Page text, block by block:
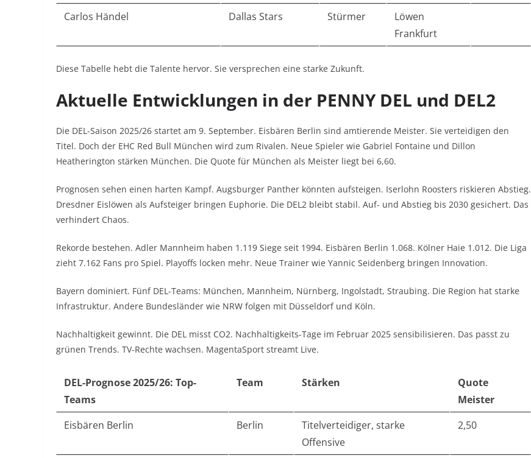
Carlos Händel
Dallas Stars Stürmer
Löwen
Frankfurt
Diese Tabelle hebt die Talente hervor. Sie versprechen eine starke Zukunft.
Aktuelle Entwicklungen in der PENNY DEL und DEL2
Die DEL-Saison 2025/26 startet am 9. September. Eisbären Berlin sind amtierende Meister. Sie verteidigen den
Titel. Doch der EHC Red Bull München wird zum Rivalen. Neue Spieler wie Gabriel Fontaine und Dillon
Heatherington stärken München. Die Quote für München als Meister liegt bei 6,60.
Prognosen sehen einen harten Kampf. Augsburger Panther könnten aufsteigen. Iserlohn Roosters riskieren Abstieg.
Dresdner Eislöwen als Aufsteiger bringen Euphorie. Die DEL2 bleibt stabil. Auf- und Abstieg bis 2030 gesichert. Das
verhindert Chaos.
Rekorde bestehen. Adler Mannheim haben 1.119 Siege seit 1994. Eisbären Berlin 1.068. Kölner Haie 1.012. Die Liga
zieht 7.162 Fans pro Spiel. Playoffs locken mehr. Neue Trainer wie Yannic Seidenberg bringen Innovation.
Bayern dominiert. Fünf DEL-Teams: München, Mannheim, Nürnberg, Ingolstadt, Straubing. Die Region hat starke
Infrastruktur. Andere Bundesländer wie NRW folgen mit Düsseldorf und Köln.
Nachhaltigkeit gewinnt. Die DEL misst CO2. Nachhaltigkeits-Tage im Februar 2025 sensibilisieren. Das passt zu
grünen Trends. TV-Rechte wachsen. MagentaSport streamt Live.
DEL-Prognose 2025/26: Top-
Teams
Team Stärken
Quote
Meister
Eisbären Berlin
Berlin
Titelverteidiger, starke
Offensive
2,50